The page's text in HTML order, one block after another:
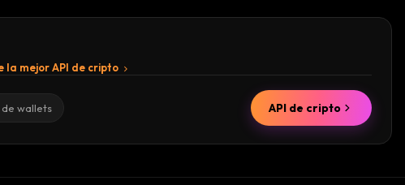
la mejor API de cripto
de wallets API de cripto